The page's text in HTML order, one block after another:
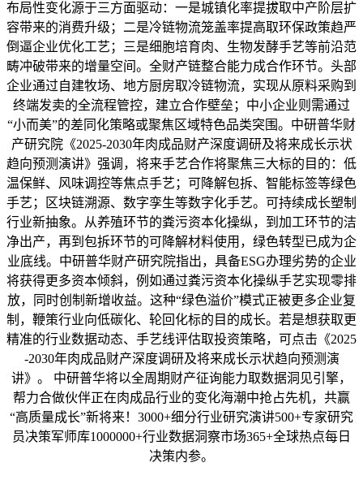
布局性变化源于三方面驱动：一是城镇化率提拔取中产阶层扩
容带来的消费升级；二是冷链物流笼盖率提高取环保政策趋严
倒逼企业优化工艺；三是细胞培育肉、生物发酵手艺等前沿范
畴冲破带来的增量空间。全财产链整合能力成合作环节。头部
企业通过自建牧场、地方厨房取冷链物流，实现从原料采购到
终端发卖的全流程管控，建立合作壁垒；中小企业则需通过
“小而美”的差同化策略或聚焦区域特色品类突围。中研普华财
产研究院《2025-2030年肉成品财产深度调研及将来成长示状
趋向预测演讲》强调，将来手艺合作将聚焦三大标的目的：低
温保鲜、风味调控等焦点手艺；可降解包拆、智能标签等绿色
手艺；区块链溯源、数字孪生等数字化手艺。可持续成长塑制
行业新抽象。从养殖环节的粪污资本化操纵，到加工环节的洁
净出产，再到包拆环节的可降解材料使用，绿色转型已成为企
业底线。中研普华财产研究院指出，具备ESG办理劣势的企业
将获得更多资本倾斜，例如通过粪污资本化操纵手艺实现零排
放，同时创制新增收益。这种“绿色溢价”模式正被更多企业复
制，鞭策行业向低碳化、轮回化标的目的成长。若是想获取更
精准的行业数据动态、手艺线评估取投资策略，可点击《2025
-2030年肉成品财产深度调研及将来成长示状趋向预测演
讲》。 中研普华将以全周期财产征询能力取数据洞见引擎，
帮力合做伙伴正在肉成品行业的变化海潮中抢占先机，共赢
“高质量成长”新将来！3000+细分行业研究演讲500+专家研究
员决策军师库1000000+行业数据洞察市场365+全球热点每日
决策内参。